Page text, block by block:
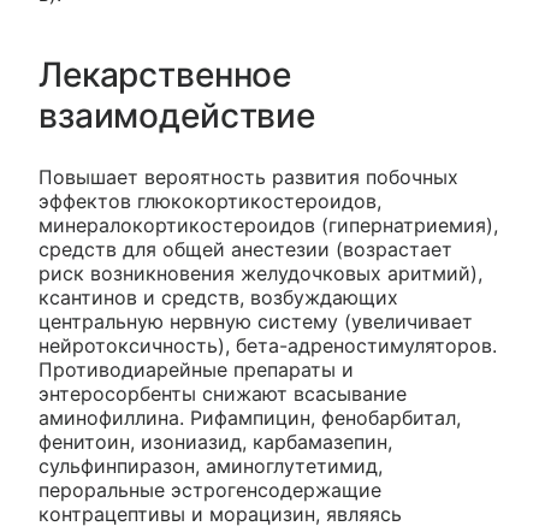
Лекарственное
взаимодействие
Повышает вероятность развития побочных
эффектов глюкокортикостероидов,
минералокортикостероидов (гипернатриемия),
средств для общей анестезии (возрастает
риск возникновения желудочковых аритмий),
ксантинов и средств, возбуждающих
центральную нервную систему (увеличивает
нейротоксичность), бета-адреностимуляторов.
Противодиарейные препараты и
энтеросорбенты снижают всасывание
аминофиллина. Рифампицин, фенобарбитал,
фенитоин, изониазид, карбамазепин,
сульфинпиразон, аминоглутетимид,
пероральные эстрогенсодержащие
контрацептивы и морацизин, являясь